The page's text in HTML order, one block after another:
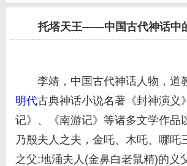
托塔天王——中国古代神话中
李靖，中国古代神话人物，道
明代古典神话小说名著《封神演义
记》、《南游记》等诸多文学作品
乃殷夫人之夫，金吒、木吒、哪吒
之父;地涌夫人(金鼻白老鼠精)的义